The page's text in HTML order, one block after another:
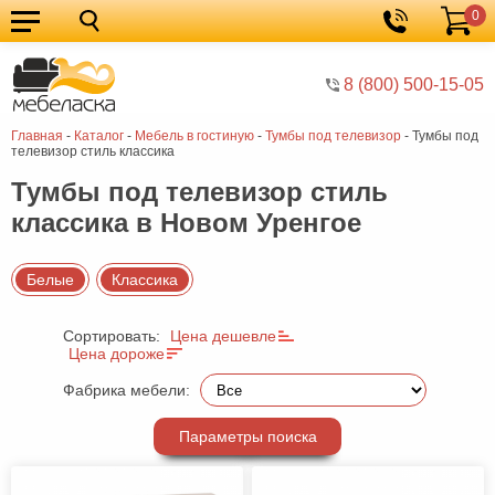
8 (800) 500-15-05
Корзина
0
Главная - Каталог - Мебель в гостиную - Тумбы под телевизор - Тумбы под
телевизор стиль классика
Кухонные
гарнитуры
Мебель
для
кухни
Мебель
для
спальни
Кровати
Шкафы
Диваны
Мягкая
мебель
Детская
мебель
Мебель
Тумбы под телевизор стиль
классика в Новом Уренгое
Белые Классика
Сортировать:
Цена дешевле
Цена дороже
Фабрика мебели:
Параметры поиска